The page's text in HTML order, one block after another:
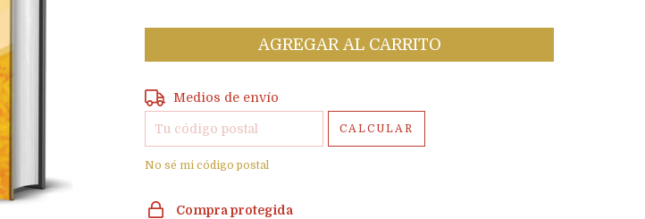
Entregas para el CP:
Medios de envío
CALCULAR
No sé mi código postal
Compra protegida